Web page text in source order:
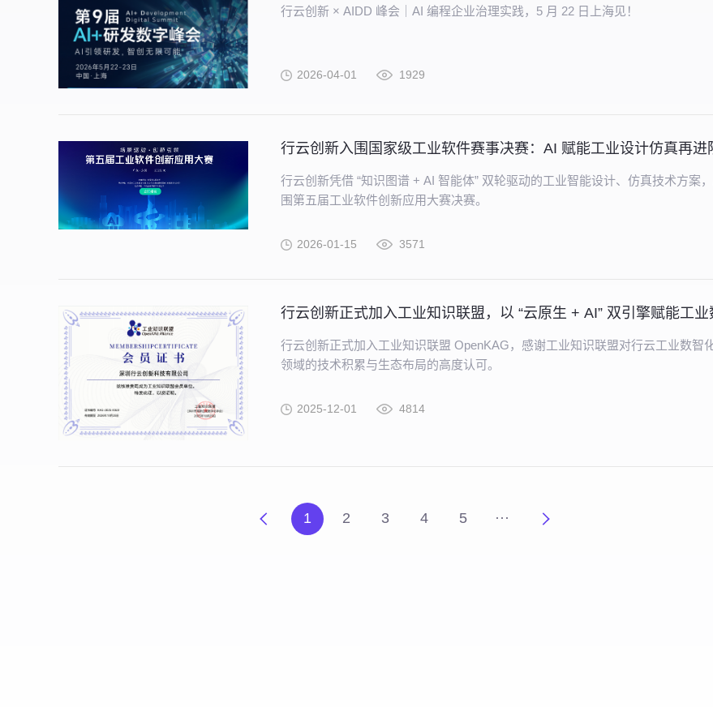
行云创新 × AIDD 峰会｜AI 编程企业治理实践，5 月 22 日上海见！
2026-04-01 1929
行云创新入围国家级工业软件赛事决赛：AI 赋能工业设计仿真再进
行云创新凭借 “知识图谱 + AI 智能体” 双轮驱动的工业智能设计、仿真技术方案
围第五届工业软件创新应用大赛决赛。
2026-01-15 3571
行云创新正式加入工业知识联盟 OpenKAG，感谢工业知识联盟对行云工业数智
领域的技术积累与生态布局的高度认可。
2025-12-01 4814
1 2 3 4 5 ···